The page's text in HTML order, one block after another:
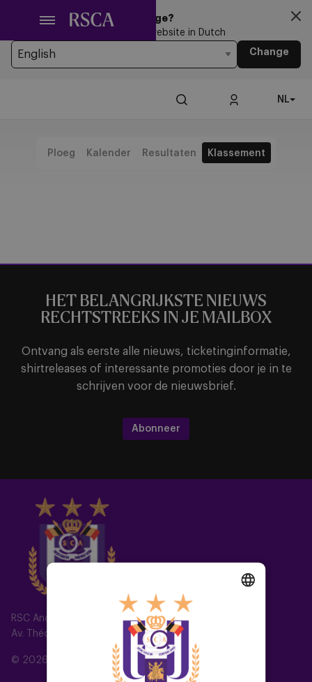
hoofdinhoud
Looking for another Language?
You’re currently browsing the website in Dutch
Change
NL
Ploeg Kalender Resultaten Klassement
RSC Anderlecht
Av. Théo Verbeeck 2, 1070 Anderlecht, Belgium
© 2026 RSC Anderlecht
HET BELANGRIJKSTE NIEUWS
RECHTSTREEKS IN JE MAILBOX
Ontvang als eerste alle nieuws, ticketinginformatie,
shirtreleases of interessante promoties door je in te
schrijven voor de nieuwsbrief.
Abonneer